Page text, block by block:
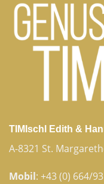
TIMIschl Edith &
A-8321 St.
Mobil: +43 (0) 664/